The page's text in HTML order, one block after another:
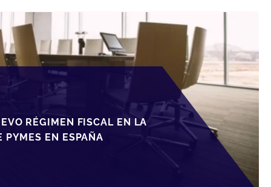
RÉGIMEN FISCAL EN LA
PYMES EN ESPAÑA